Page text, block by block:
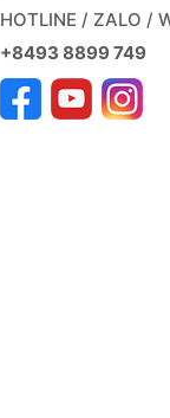
HOTLINE / ZALO /
+8493 8899 749